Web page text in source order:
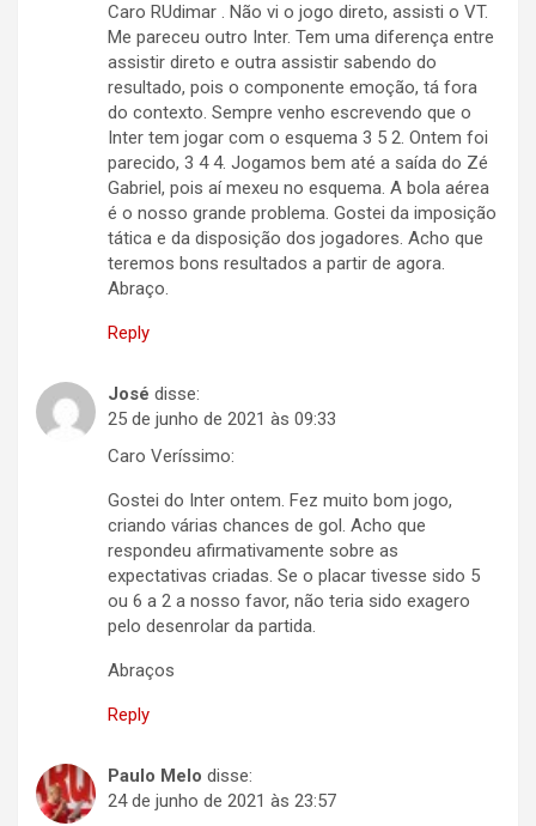
Caro RUdimar . Não vi o jogo direto, assisti o VT.
Me pareceu outro Inter. Tem uma diferença entre
assistir direto e outra assistir sabendo do
resultado, pois o componente emoção, tá fora
do contexto. Sempre venho escrevendo que o
Inter tem jogar com o esquema 3 5 2. Ontem foi
parecido, 3 4 4. Jogamos bem até a saída do Zé
Gabriel, pois aí mexeu no esquema. A bola aérea
é o nosso grande problema. Gostei da imposição
tática e da disposição dos jogadores. Acho que
teremos bons resultados a partir de agora.
Abraço.
Reply
José disse:
25 de junho de 2021 às 09:33
Caro Veríssimo:
Gostei do Inter ontem. Fez muito bom jogo,
criando várias chances de gol. Acho que
respondeu afirmativamente sobre as
expectativas criadas. Se o placar tivesse sido 5
ou 6 a 2 a nosso favor, não teria sido exagero
pelo desenrolar da partida.
Abraços
Reply
Paulo Melo disse:
24 de junho de 2021 às 23:57